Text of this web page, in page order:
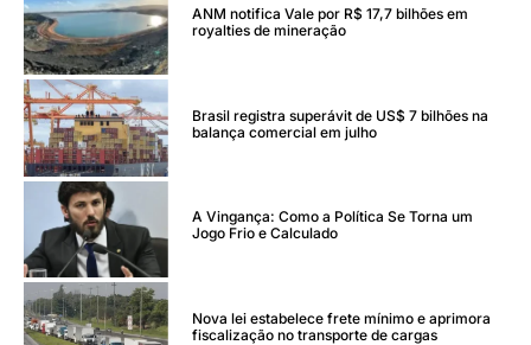
ANM notifica Vale por R$ 17,7 bilhões em
royalties de mineração
Brasil registra superávit de US$ 7 bilhões na
balança comercial em julho
A Vingança: Como a Política Se Torna um
Jogo Frio e Calculado
Nova lei estabelece frete mínimo e aprimora
fiscalização no transporte de cargas